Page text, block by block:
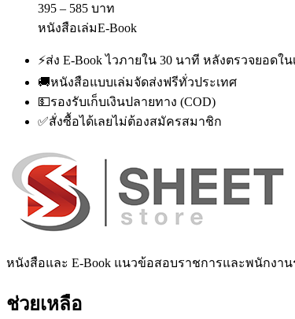
395 – 585 บาท
หนังสือเล่มE-Book
⚡ส่ง E-Book ไวภายใน 30 นาที หลังตรวจยอดใน
🚚หนังสือแบบเล่มจัดส่งฟรีทั่วประเทศ
💵รองรับเก็บเงินปลายทาง (COD)
✅สั่งซื้อได้เลยไม่ต้องสมัครสมาชิก
หนังสือและ E-Book แนวข้อสอบราชการและพนักงา
ช่วยเหลือ